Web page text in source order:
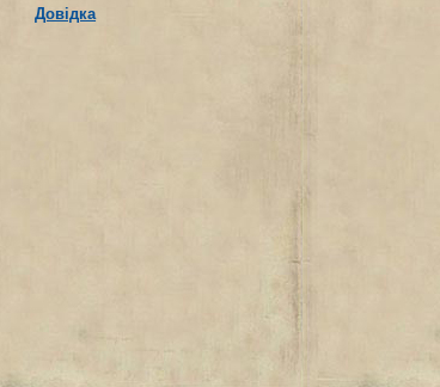
Довідка